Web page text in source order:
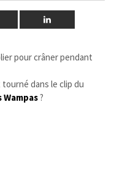
pour crâner pendant
tourné dans le clip du
Wampas?